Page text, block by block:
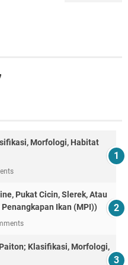
Morfologi, Habitat
Pukat Cicin, Slerek, Atau
Ikan (MPI))
Klasifikasi, Morfologi,